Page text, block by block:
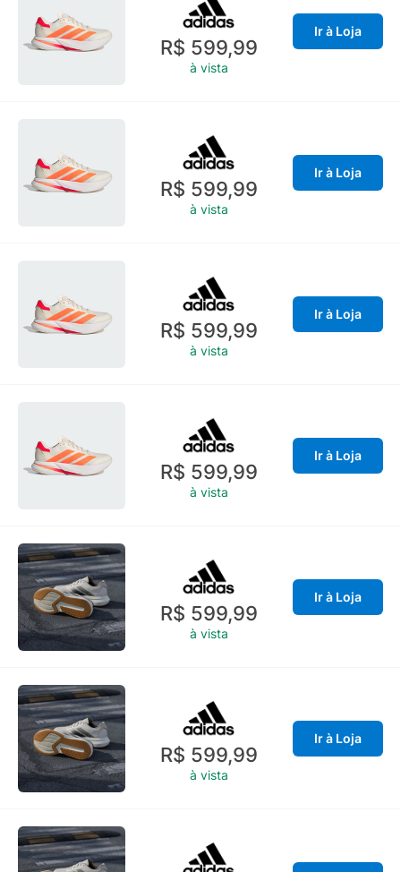
R$ 599,99
à vista
Ir à Loja
R$ 599,99
à vista
Ir à Loja
R$ 599,99
à vista
Ir à Loja
R$ 599,99
à vista
Ir à Loja
R$ 599,99
à vista
Ir à Loja
R$ 599,99
à vista
Ir à Loja